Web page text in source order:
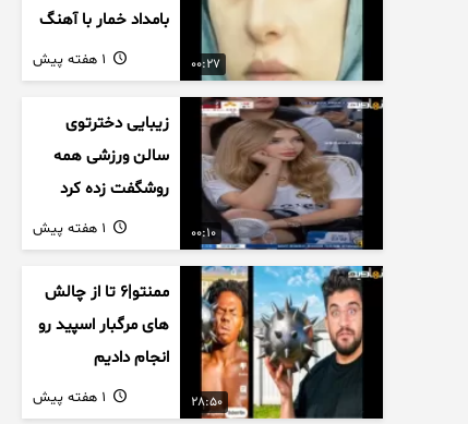
00:27
بامداد خمار با آهنگ
احسان خواجه امیری
00:10
زیبایی دخترتوی
سالن ورزشی همه
روشگفت زده کرد
28:50
ممنتو|۶ تا از چالش
های مرگبار اسپید رو
انجام دادیم